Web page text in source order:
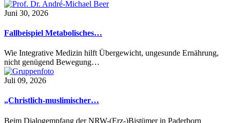
Juni 30, 2026
Fallbeispiel Metabolisches…
Wie Integrative Medizin hilft Übergewicht, ungesunde Ernährung,
nicht genügend Bewegung…
Juli 09, 2026
„Christlich-muslimischer…
Beim Dialogempfang der NRW-(Erz-)Bistümer in Paderborn